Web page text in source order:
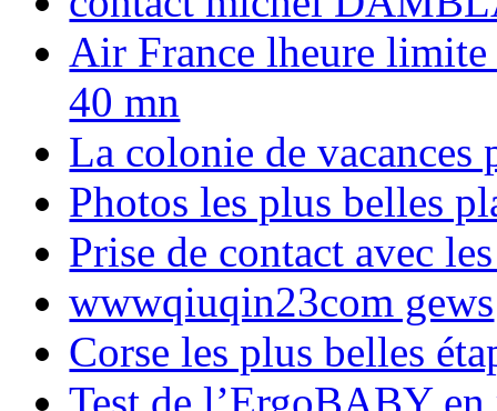
Air France lheure limite
40 mn
La colonie de vacances
Photos les plus belles
Prise de contact avec
wwwqiuqin23com gews
Corse les plus belles
Test de l’ErgoBABY en